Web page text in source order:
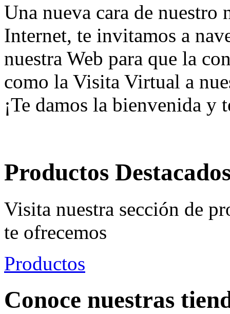
Una nueva cara de nuestro
Internet, te invitamos a
nuestra Web para que la
como la Visita Virtual a
¡Te damos la bienvenida
Productos
Visita nuestra sección de
te ofrecemos
Productos
Conoce nuestras